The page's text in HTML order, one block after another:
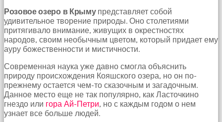
porno
Arkadaşımın
evine
takılmaya
gittiğimde
annesinin
kıçına
bakmaktan
hiç
bir
şeye
Розовое озеро в Крымупредставляет собой
удивительное творение природы. Оно столетиями
притягивало внимание, живущих в окрестностях
народов, своим необычным цветом, который придает ему
ауру божественности и мистичности.
Современная наука уже давно смогла объяснить
природу происхождения Кояшского озера, но он по-
прежнему остается чем-то сказочным и загадочным.
Данное место еще не так популярно, как Ласточкино
гнездо или гора Ай-Петри, но с каждым годом о нем
узнает все больше людей.